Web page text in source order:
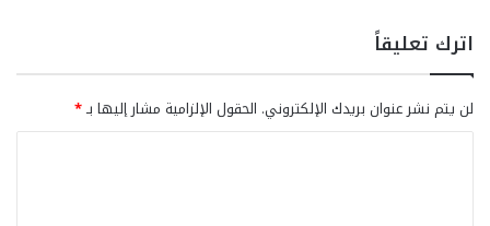
اترك تعليقاً
لن يتم نشر عنوان بريدك الإلكتروني. الحقول الإلزامية مشار إليها بـ*